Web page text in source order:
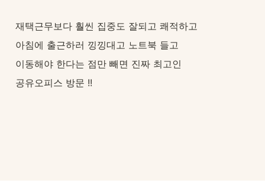
재택근무보다 훨씬 집중도 잘되고 쾌적하고
아침에 출근하러 낑낑대고 노트북 들고
이동해야 한다는 점만 빼면 진짜 최고인
공유오피스 방문 !!